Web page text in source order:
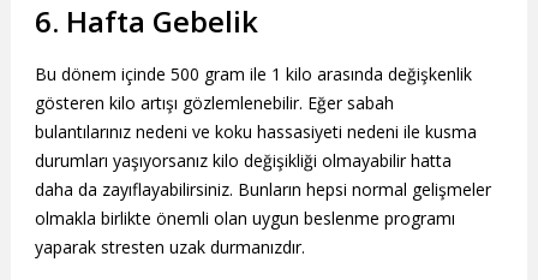
6. Hafta Gebelik
Bu dönem içinde 500 gram ile 1 kilo arasında değişkenlik
gösteren kilo artışı gözlemlenebilir. Eğer sabah
bulantılarınız nedeni ve koku hassasiyeti nedeni ile kusma
durumları yaşıyorsanız kilo değişikliği olmayabilir hatta
daha da zayıflayabilirsiniz. Bunların hepsi normal gelişmeler
olmakla birlikte önemli olan uygun beslenme programı
yaparak stresten uzak durmanızdır.